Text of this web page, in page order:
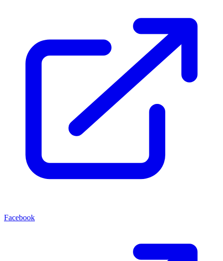
Facebook